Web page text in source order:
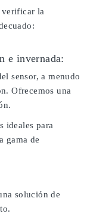
verificar la
e invernada:
sensor, a menudo
Ofrecemos una
ideales para
gama de
solución de